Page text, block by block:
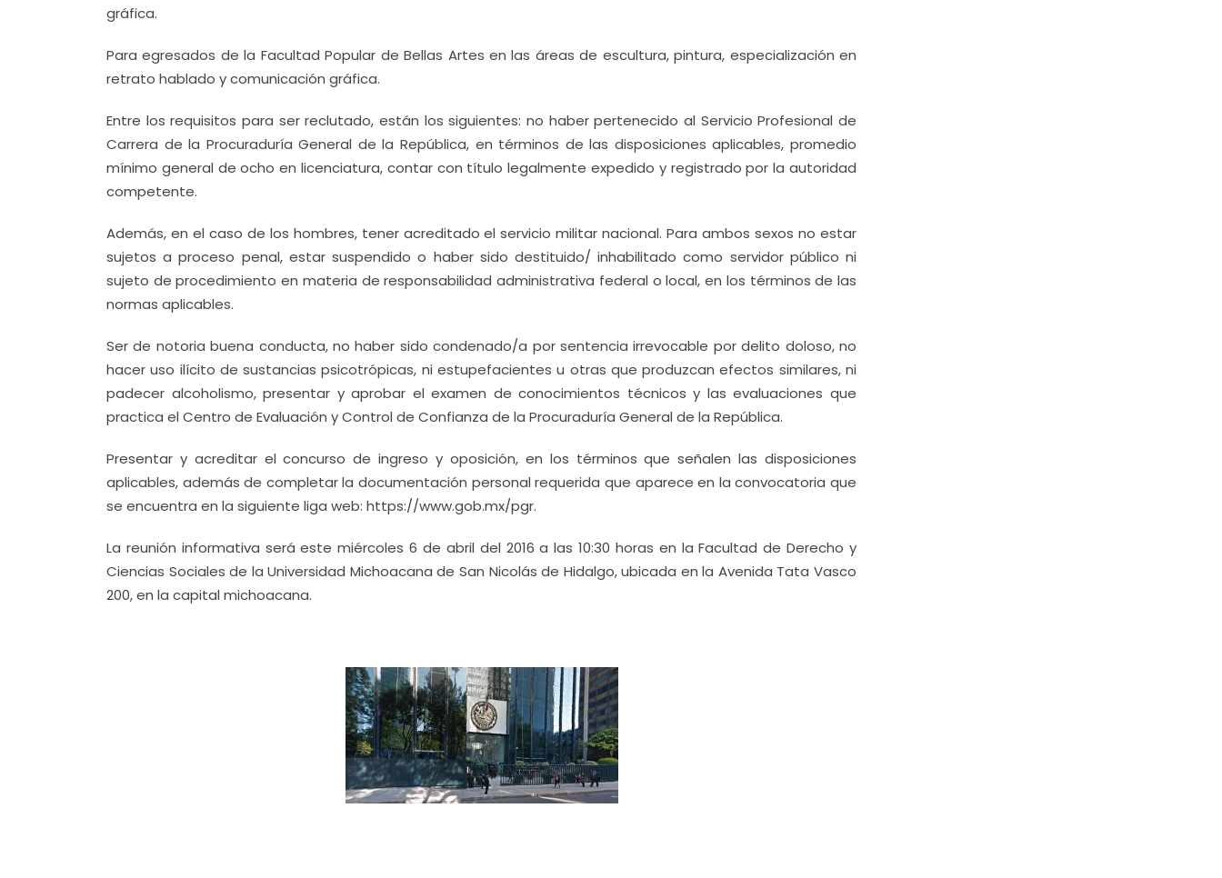
gráfica.
Para egresados de la Facultad Popular de Bellas Artes en las áreas de escultura, pintura, especialización en
retrato hablado y comunicación gráfica.
Entre los requisitos para ser reclutado, están los siguientes: no haber pertenecido al Servicio Profesional de
Carrera de la Procuraduría General de la República, en términos de las disposiciones aplicables, promedio
mínimo general de ocho en licenciatura, contar con título legalmente expedido y registrado por la autoridad
competente.
Además, en el caso de los hombres, tener acreditado el servicio militar nacional. Para ambos sexos no estar
sujetos a proceso penal, estar suspendido o haber sido destituido/ inhabilitado como servidor público ni
sujeto de procedimiento en materia de responsabilidad administrativa federal o local, en los términos de las
normas aplicables.
Ser de notoria buena conducta, no haber sido condenado/a por sentencia irrevocable por delito doloso, no
hacer uso ilícito de sustancias psicotrópicas, ni estupefacientes u otras que produzcan efectos similares, ni
padecer alcoholismo, presentar y aprobar el examen de conocimientos técnicos y las evaluaciones que
practica el Centro de Evaluación y Control de Confianza de la Procuraduría General de la República.
Presentar y acreditar el concurso de ingreso y oposición, en los términos que señalen las disposiciones
aplicables, además de completar la documentación personal requerida que aparece en la convocatoria que
se encuentra en la siguiente liga web: https://www.gob.mx/pgr.
La reunión informativa será este miércoles 6 de abril del 2016 a las 10:30 horas en la Facultad de Derecho y
Ciencias Sociales de la Universidad Michoacana de San Nicolás de Hidalgo, ubicada en la Avenida Tata Vasco
200, en la capital michoacana.